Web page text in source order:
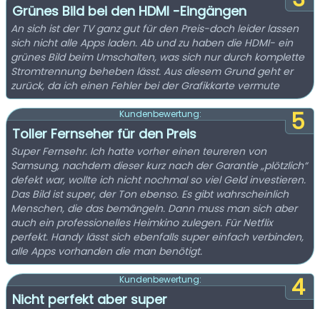
Grünes Bild bei den HDMI -Eingängen
An sich ist der TV ganz gut für den Preis-doch leider lassen
sich nicht alle Apps laden. Ab und zu haben die HDMI- ein
grünes Bild beim Umschalten, was sich nur durch komplette
Stromtrennung beheben lässt. Aus diesem Grund geht er
zurück, da ich einen Fehler bei der Grafikkarte vermute
5
Kundenbewertung:
Toller Fernseher für den Preis
Super Fernsehr. Ich hatte vorher einen teureren von
Samsung, nachdem dieser kurz nach der Garantie „plötzlich“
defekt war, wollte ich nicht nochmal so viel Geld investieren.
Das Bild ist super, der Ton ebenso. Es gibt wahrscheinlich
Menschen, die das bemängeln. Dann muss man sich aber
auch ein professionelles Heimkino zulegen. Für Netflix
perfekt. Handy lässt sich ebenfalls super einfach verbinden,
alle Apps vorhanden die man benötigt.
4
Kundenbewertung:
Nicht perfekt aber super